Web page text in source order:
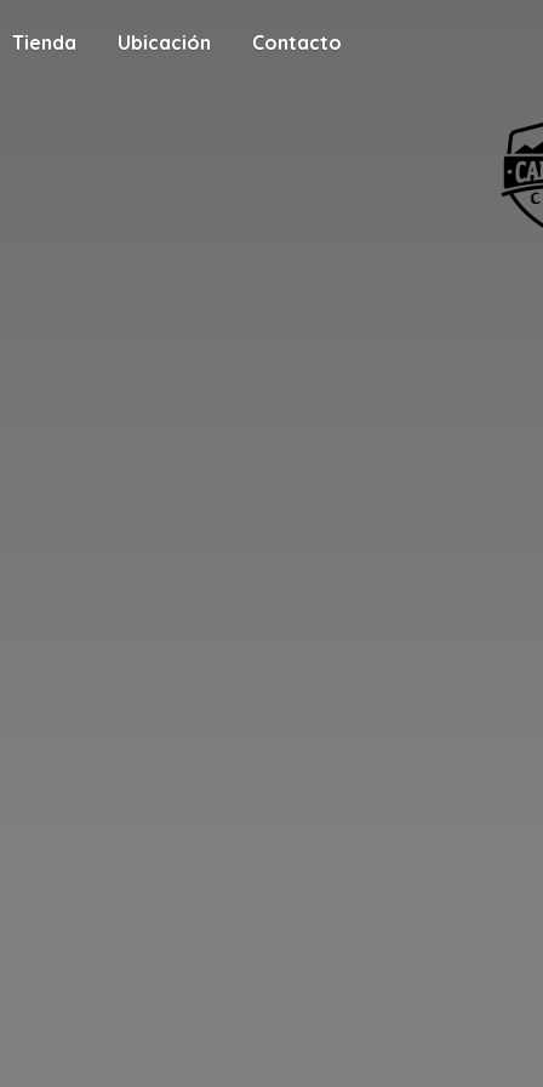
Tienda Ubicación Contacto